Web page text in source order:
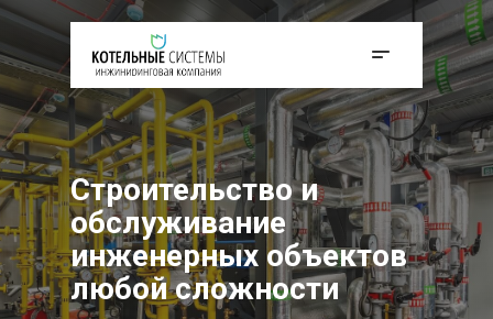
Строительство и
обслуживание
инженерных объектов
любой сложности